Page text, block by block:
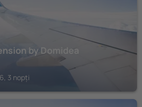
by Domidea
3 nopți